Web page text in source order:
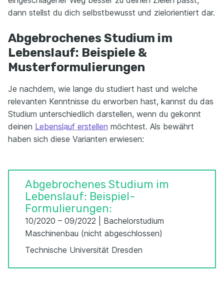
dann stellst du dich selbstbewusst und zielorientiert dar.
Abgebrochenes Studium im
Lebenslauf: Beispiele &
Musterformulierungen
Je nachdem, wie lange du studiert hast und welche
relevanten Kenntnisse du erworben hast, kannst du das
Studium unterschiedlich darstellen, wenn du gekonnt
deinen Lebenslauf erstellen möchtest. Als bewährt
haben sich diese Varianten erwiesen:
Abgebrochenes Studium im
Lebenslauf: Beispiel-
Formulierungen:
10/2020 – 09/2022 | Bachelorstudium
Maschinenbau (nicht abgeschlossen)
Technische Universität Dresden